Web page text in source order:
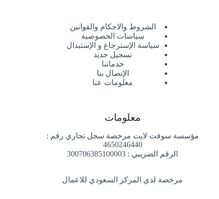
الشروط والاحكام والقوانين
سياسات الخصوصية
سياسة الإسترجاع و الإستبدال
تسجيل جديد
خدماتنا
الإتصال بنا
معلومات عنا
معلومات
مؤسسة سوفت لايت مرخصة سجل تجاري رقم :
4650246440
الرقم الضريبي : 300706385100003
مرخصة لدي المركز السعودي للاعمال